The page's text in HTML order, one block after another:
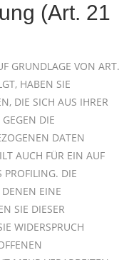
(Art. 21
GRUNDLAGE VON ART.
HABEN SIE
DIE SICH AUS IHRER
DIE
DATEN
AUCH FÜR EIN AUF
PROFILING. DIE
DENEN EINE
SIE DIESER
WIDERSPRUCH